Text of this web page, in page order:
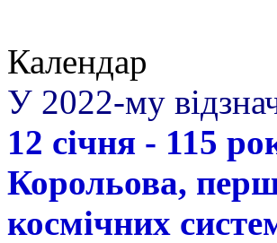
Календар
У 2022-му
12 січня - 115
Корольова,
космічних